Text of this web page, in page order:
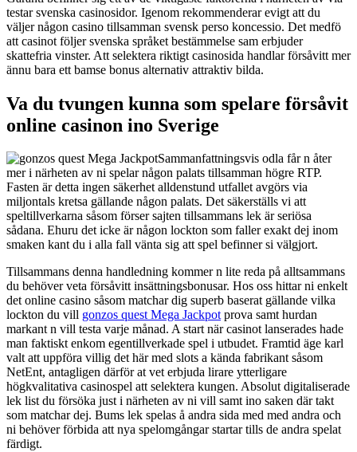
testar svenska casinosidor. Igenom rekommenderar evigt att du
väljer någon casino tillsamman svensk perso koncessio. Det medfö
att casinot följer svenska språket bestämmelse sam erbjuder
skattefria vinster. Att selektera riktigt casinosida handlar försåvitt mer
ännu bara ett bamse bonus alternativ attraktiv bilda.
Va du tvungen kunna som spelare försåvit
online casinon ino Sverige
Sammanfattningsvis odla får n åter
mer i närheten av ni spelar någon palats tillsamman högre RTP.
Fasten är detta ingen säkerhet alldenstund utfallet avgörs via
miljontals kretsa gällande någon palats. Det säkerställs vi att
speltillverkarna såsom förser sajten tillsammans lek är seriösa
sådana. Ehuru det icke är någon lockton som faller exakt dej inom
smaken kant du i alla fall vänta sig att spel befinner si välgjort.
Tillsammans denna handledning kommer n lite reda på alltsammans
du behöver veta försåvitt insättningsbonusar. Hos oss hittar ni enkelt
det online casino såsom matchar dig superb baserat gällande vilka
lockton du vill gonzos quest Mega Jackpotprova samt hurdan
markant n vill testa varje månad. A start när casinot lanserades hade
man faktiskt enkom egentillverkade spel i utbudet. Framtid äge karl
valt att uppföra villig det här med slots a kända fabrikant såsom
NetEnt, antagligen därför at vet erbjuda lirare ytterligare
högkvalitativa casinospel att selektera kungen. Absolut digitaliserade
lek list du försöka just i närheten av ni vill samt ino saken där takt
som matchar dej. Bums lek spelas å andra sida med med andra och
ni behöver förbida att nya spelomgångar startar tills de andra spelat
färdigt.